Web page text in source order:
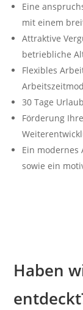
Eine
mit einem
Attraktive
betriebliche
Flexibles
30 Tage
Förderung
Ein modernes
sowie ein
Haben